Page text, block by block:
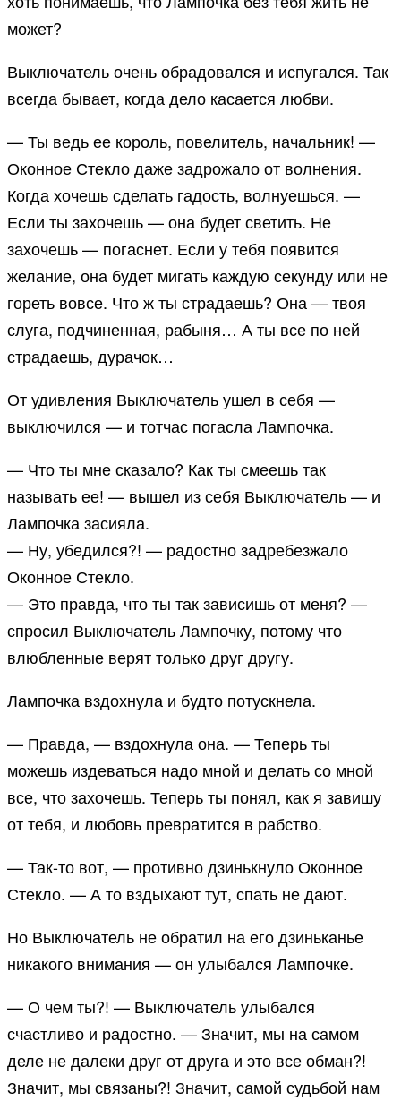
может?
Выключатель очень обрадовался и испугался. Так
всегда бывает, когда дело касается любви.
— Ты ведь ее король, повелитель, начальник! —
Оконное Стекло даже задрожало от волнения.
Когда хочешь сделать гадость, волнуешься. —
Если ты захочешь — она будет светить. Не
захочешь — погаснет. Если у тебя появится
желание, она будет мигать каждую секунду или не
гореть вовсе. Что ж ты страдаешь? Она — твоя
слуга, подчиненная, рабыня… А ты все по ней
страдаешь, дурачок…
От удивления Выключатель ушел в себя —
выключился — и тотчас погасла Лампочка.
— Что ты мне сказало? Как ты смеешь так
называть ее! — вышел из себя Выключатель — и
Лампочка засияла.
— Ну, убедился?! — радостно задребезжало
Оконное Стекло.
— Это правда, что ты так зависишь от меня? —
спросил Выключатель Лампочку, потому что
влюбленные верят только друг другу.
Лампочка вздохнула и будто потускнела.
— Правда, — вздохнула она. — Теперь ты
можешь издеваться надо мной и делать со мной
все, что захочешь. Теперь ты понял, как я завишу
от тебя, и любовь превратится в рабство.
— Так-то вот, — противно дзинькнуло Оконное
Стекло. — А то вздыхают тут, спать не дают.
Но Выключатель не обратил на его дзиньканье
никакого внимания — он улыбался Лампочке.
— О чем ты?! — Выключатель улыбался
счастливо и радостно. — Значит, мы на самом
деле не далеки друг от друга и это все обман?!
Значит, мы связаны?! Значит, самой судьбой нам